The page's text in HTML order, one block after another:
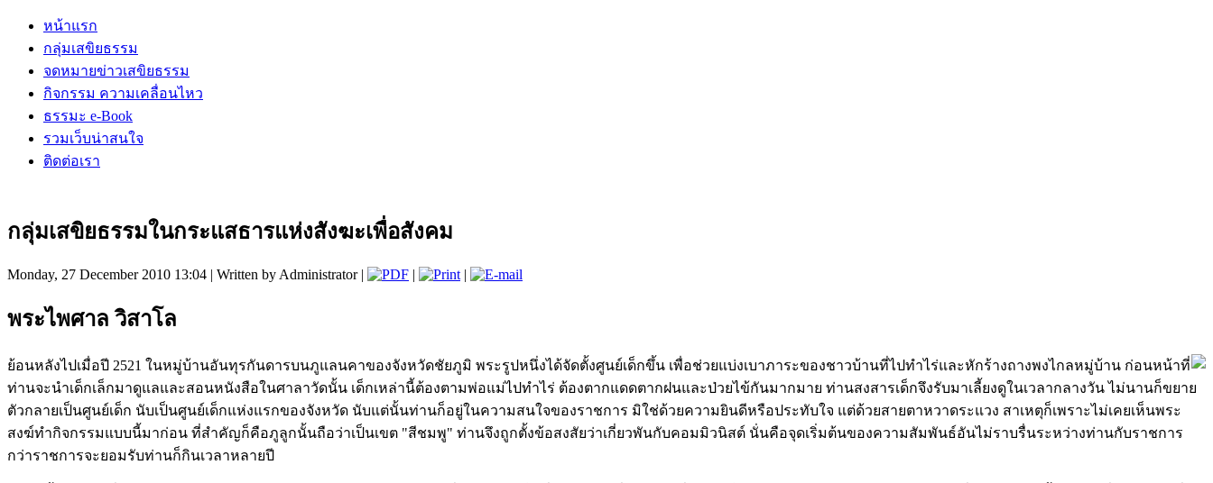
หน้าแรก
กลุ่มเสขิยธรรม
จดหมายข่าวเสขิยธรรม
กิจกรรม ความเคลื่อนไหว
ธรรมะ e-Book
รวมเว็บน่าสนใจ
ติดต่อเรา
กลุ่มเสขิยธรรมในกระแสธารแห่งสังฆะเพื่อสังคม
Monday, 27 December 2010 13:04 | Written by Administrator | | |
พระไพศาล วิสาโล
ย้อนหลังไปเมื่อปี 2521 ในหมู่บ้านอันทุรกันดารบนภูแลนคาของจังหวัดชัยภูมิ พระรูปหนึ่งได้จัดตั้งศูนย์เด็กขึ้น เพื่อช่วยแบ่งเบาภาระของชาวบ้านที่ไปทำไร่และหักร้างถางพงไกลหมู่บ้าน ก่อนหน้าที่
ท่านจะนำเด็กเล็กมาดูแลและสอนหนังสือในศาลาวัดนั้น เด็กเหล่านี้ต้องตามพ่อแม่ไปทำไร่ ต้องตากแดดตากฝนและป่วยไข้กันมากมาย ท่านสงสารเด็กจึงรับมาเลี้ยงดูในเวลากลางวัน ไม่นานก็ขยาย
ตัวกลายเป็นศูนย์เด็ก นับเป็นศูนย์เด็กแห่งแรกของจังหวัด นับแต่นั้นท่านก็อยู่ในความสนใจของราชการ มิใช่ด้วยความยินดีหรือประทับใจ แต่ด้วยสายตาหวาดระแวง สาเหตุก็เพราะไม่เคยเห็นพระ
สงฆ์ทำกิจกรรมแบบนี้มาก่อน ที่สำคัญก็คือภูลูกนั้นถือว่าเป็นเขต "สีชมพู" ท่านจึงถูกตั้งข้อสงสัยว่าเกี่ยวพันกับคอมมิวนิสต์ นั่นคือจุดเริ่มต้นของความสัมพันธ์อันไม่ราบรื่นระหว่างท่านกับราชการ
กว่าราชการจะยอมรับท่านก็กินเวลาหลายปี